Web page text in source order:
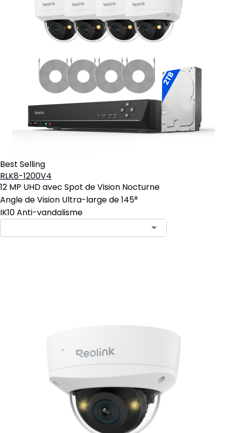
Best Selling
RLK8-1200V4
12 MP UHD avec Spot de Vision Nocturne
Angle de Vision Ultra-large de 145°
IK10 Anti-vandalisme